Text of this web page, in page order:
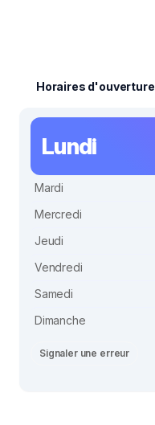
Horaires d'ouverture
Lundi
Mardi
Mercredi
Jeudi
Vendredi
Samedi
Dimanche
Signaler une erreur